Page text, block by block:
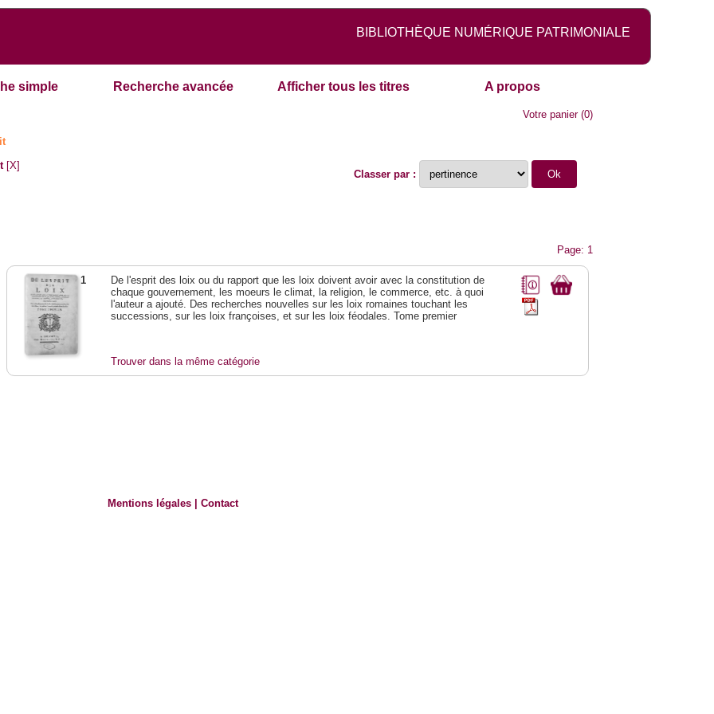
BIBLIOTHÈQUE NUMÉRIQUE PATRIMONIALE
simple Recherche avancée Afficher tous les titres A propos
Votre panier(0)
[X]
Classer par :
Page: 1
1
De l'esprit des loix ou du rapport que les loix doivent avoir avec la constitution de
chaque gouvernement, les moeurs le climat, la religion, le commerce, etc. à quoi
l'auteur a ajouté. Des recherches nouvelles sur les loix romaines touchant les
successions, sur les loix françoises, et sur les loix féodales. Tome premier
Trouver dans la même catégorie
Mentions légales |Contact